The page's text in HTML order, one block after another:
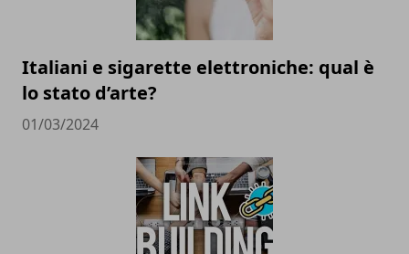
Italiani e sigarette elettroniche: qual è
lo stato d’arte?
01/03/2024